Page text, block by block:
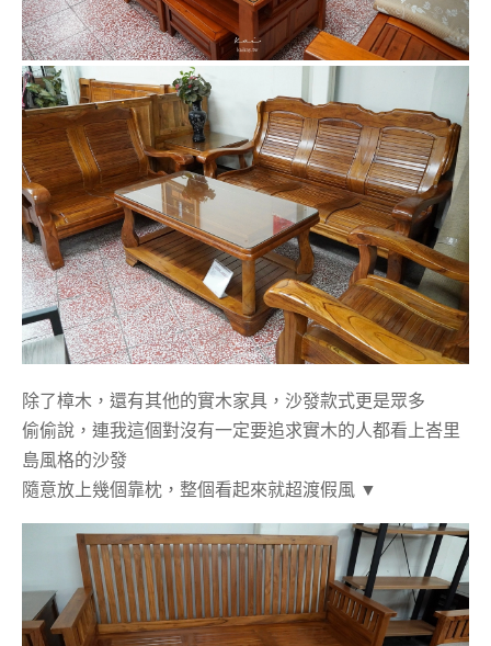
除了樟木，還有其他的實木家具，沙發款式更是眾多
偷偷說，連我這個對沒有一定要追求實木的人都看上峇里
島風格的沙發
隨意放上幾個靠枕，整個看起來就超渡假風 ▼